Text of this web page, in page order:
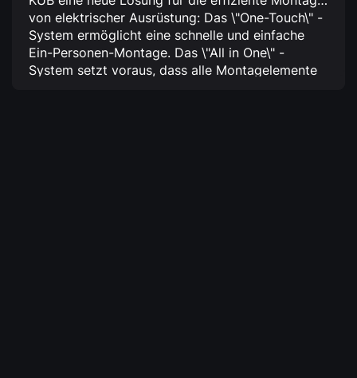
von elektrischer Ausrüstung: Das \"One-Touch\" -
System ermöglicht eine schnelle und einfache
Ein-Personen-Montage. Das \"All in One\" -
System setzt voraus, dass alle Montagelemente